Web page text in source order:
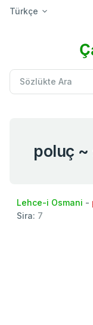
Türkçe
Lehce-i Osmani -
Sira: 7